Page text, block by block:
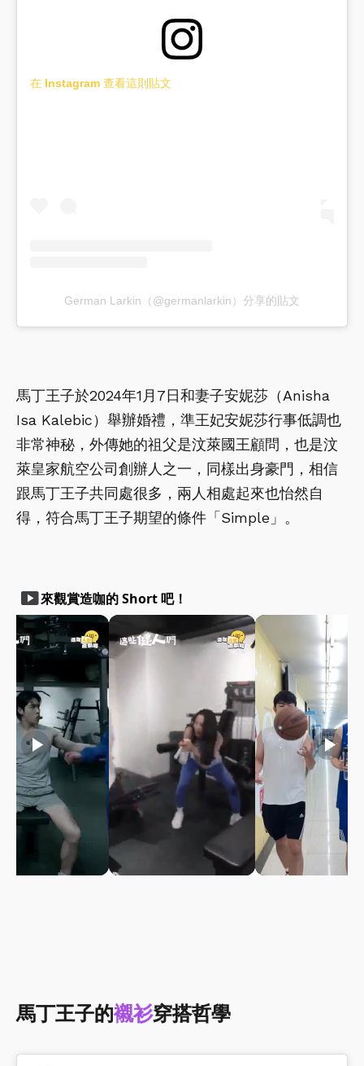
在 Instagram 查看這則貼文
German Larkin（@germanlarkin）分享的貼文
馬丁王子於2024年1月7日和妻子安妮莎（Anisha
Isa Kalebic）舉辦婚禮，準王妃安妮莎行事低調也
非常神秘，外傳她的祖父是汶萊國王顧問，也是汶
萊皇家航空公司創辦人之一，同樣出身豪門，相信
跟馬丁王子共同處很多，兩人相處起來也怡然自
得，符合馬丁王子期望的條件「Simple」。
smart_display來觀賞造咖的 Short 吧！
play_arrow play_arrow play_arrow
馬丁王子的襯衫穿搭哲學